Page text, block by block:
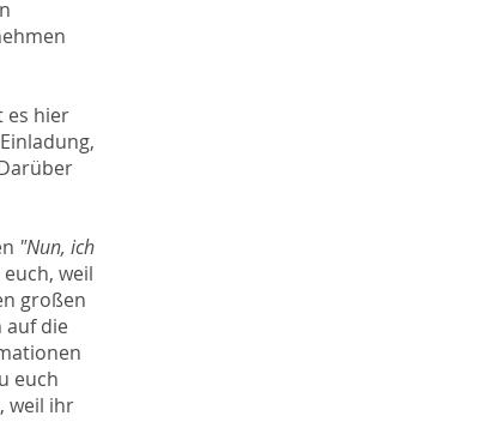
es hier
"Nun, ich
weil
großen
auf die
euch
weil ihr